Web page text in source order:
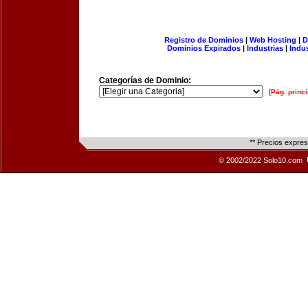
Registro de Dominios| Web Hosting |
Dominios Expirados | Industrias |
Categorías de Dominio:
[Pág.
** Precios
© 2002/2022 Solo10.com